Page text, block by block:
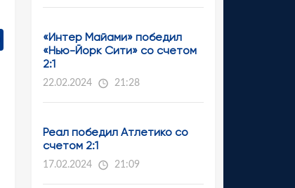
«Интер Майами» победил
«Нью-Йорк Сити» со счетом
2:1
22.02.2024 21:28
Реал победил Атлетико со
счетом 2:1
17.02.2024 21:09